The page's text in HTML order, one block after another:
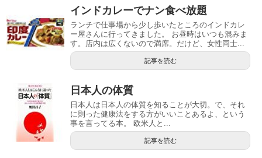
インドカレーでナン食べ放題
ランチで仕事場から少し歩いたところのインドカレ
ー屋さんに行ってきました。 お昼時はいつも混みま
す。店内は広くないので満席。だけど、女性同士...
記事を読む
日本人の体質
日本人は日本人の体質を知ることが大切。で、それ
に則った健康法をする方がいいことあるよ、という
事を言ってる本。 欧米人と...
記事を読む